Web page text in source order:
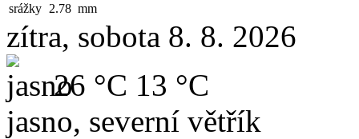
srážky 2.78 mm
zítra, sobota 8. 8. 2026
26 °C 13 °C
jasno, severní větřík